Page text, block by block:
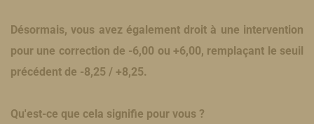
Désormais, vous avez également droit à une intervention
pour une correction de -6,00 ou +6,00, remplaçant le seuil
précédent de -8,25 / +8,25.
Qu'est-ce que cela signifie pour vous ?